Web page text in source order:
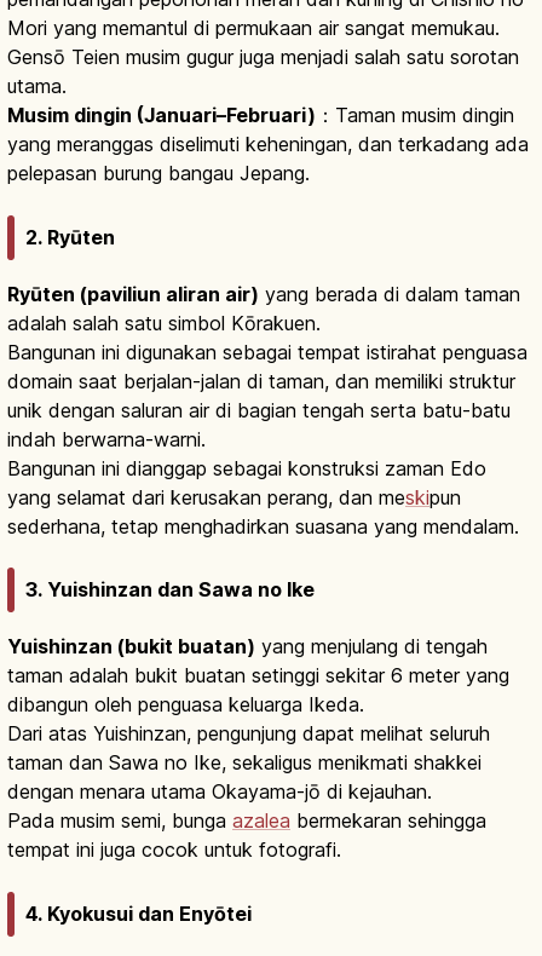
Mori yang memantul di permukaan air sangat memukau.
Gensō Teien musim gugur juga menjadi salah satu sorotan
utama.
Musim dingin (Januari–Februari) ：Taman musim dingin
yang meranggas diselimuti keheningan, dan terkadang ada
pelepasan burung bangau Jepang.
2. Ryūten
Ryūten (paviliun aliran air) yang berada di dalam taman
adalah salah satu simbol Kōrakuen.
Bangunan ini digunakan sebagai tempat istirahat penguasa
domain saat berjalan-jalan di taman, dan memiliki struktur
unik dengan saluran air di bagian tengah serta batu-batu
indah berwarna-warni.
Bangunan ini dianggap sebagai konstruksi zaman Edo
yang selamat dari kerusakan perang, dan meskipun
sederhana, tetap menghadirkan suasana yang mendalam.
3. Yuishinzan dan Sawa no Ike
Yuishinzan (bukit buatan) yang menjulang di tengah
taman adalah bukit buatan setinggi sekitar 6 meter yang
dibangun oleh penguasa keluarga Ikeda.
Dari atas Yuishinzan, pengunjung dapat melihat seluruh
taman dan Sawa no Ike, sekaligus menikmati shakkei
dengan menara utama Okayama-jō di kejauhan.
Pada musim semi, bunga azalea bermekaran sehingga
tempat ini juga cocok untuk fotografi.
4. Kyokusui dan Enyōtei